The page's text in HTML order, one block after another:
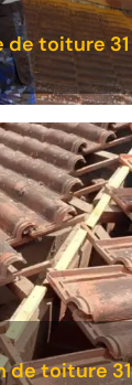
de toiture 31
de toiture 31